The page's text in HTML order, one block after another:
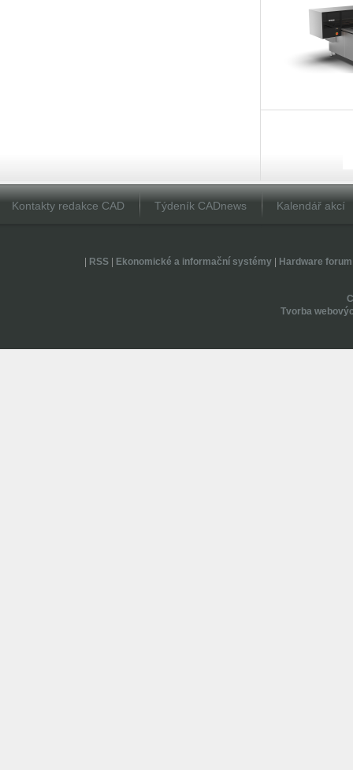
Kontakty redakce CAD Týdeník CADnews Kalendář akcí
RSS| Ekonomické a informační systémy| Hardware forum
Tvorba